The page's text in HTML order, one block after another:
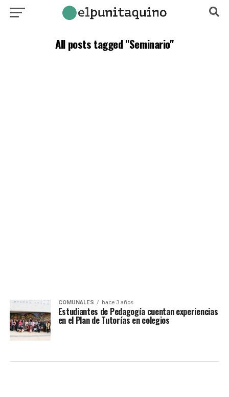
All posts tagged "Seminario"
COMUNALES hace 3 años
Estudiantes de Pedagogía cuentan experiencias
en el Plan de Tutorías en colegios